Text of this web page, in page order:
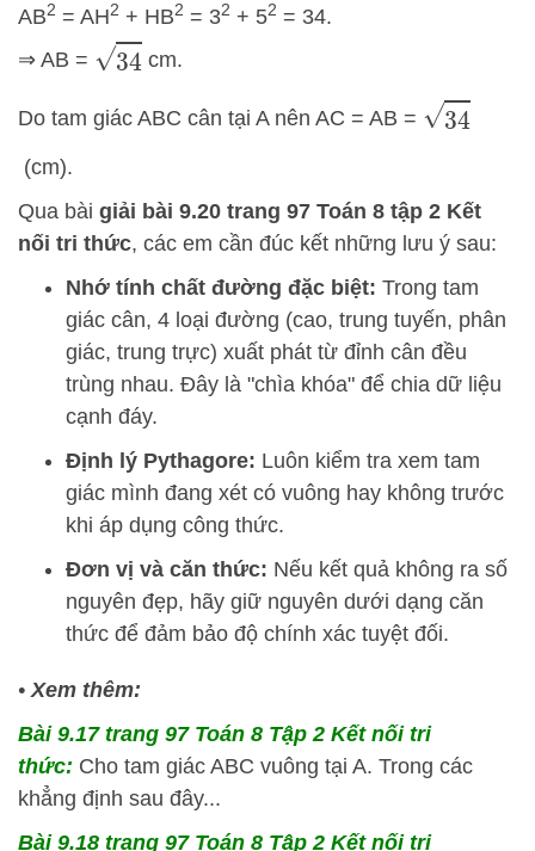
AB2 = AH2 + HB2 = 32 + 52 = 34.
⇒ AB = 34 cm.
Do tam giác ABC cân tại A nên AC = AB = 34
(cm).
Qua bài giải bài 9.20 trang 97 Toán 8 tập 2 Kết
nối tri thức, các em cần đúc kết những lưu ý sau:
Nhớ tính chất đường đặc biệt: Trong tam
giác cân, 4 loại đường (cao, trung tuyến, phân
giác, trung trực) xuất phát từ đỉnh cân đều
trùng nhau. Đây là "chìa khóa" để chia dữ liệu
cạnh đáy.
Định lý Pythagore: Luôn kiểm tra xem tam
giác mình đang xét có vuông hay không trước
khi áp dụng công thức.
Đơn vị và căn thức: Nếu kết quả không ra số
nguyên đẹp, hãy giữ nguyên dưới dạng căn
thức để đảm bảo độ chính xác tuyệt đối.
• Xem thêm:
Bài 9.17 trang 97 Toán 8 Tập 2 Kết nối tri
thức: Cho tam giác ABC vuông tại A. Trong các
khẳng định sau đây...
Bài 9.18 trang 97 Toán 8 Tập 2 Kết nối tri